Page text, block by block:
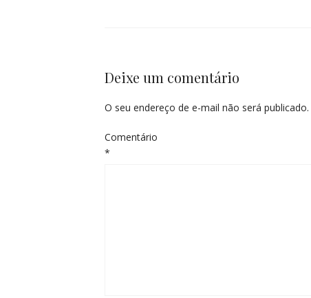
Deixe um comentário
O seu endereço de e-mail não será publicado.
Comentário
*